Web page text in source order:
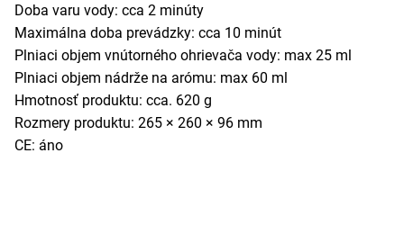
Doba varu vody: cca 2 minúty
Maximálna doba prevádzky: cca 10 minút
Plniaci objem vnútorného ohrievača vody: max 25 ml
Plniaci objem nádrže na arómu: max 60 ml
Hmotnosť produktu: cca. 620 g
Rozmery produktu: 265 × 260 × 96 mm
CE: áno